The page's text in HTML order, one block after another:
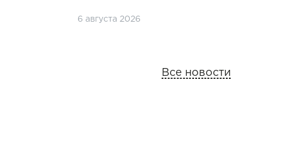
6 августа 2026
Все новости